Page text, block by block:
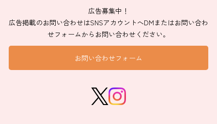
広告募集中！
広告掲載のお問い合わせはSNSアカウントへDMまたはお問い合わ
せフォームからお問い合わせください。
お問い合わせフォーム